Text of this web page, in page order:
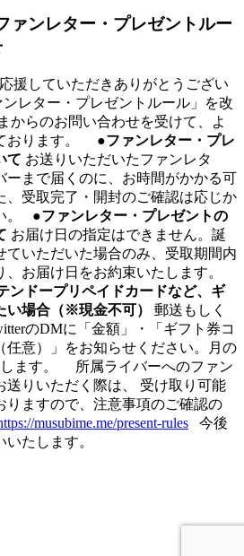
ァンレター・プレゼントルー
援していただきありがとうござい
レター・プレゼントルール」を改
からのお問い合わせを受けて、よ
おります。 ●ファンレター・プレ
て お送りいただいたファンレタ
ーまで届くのに、お時間がかかる可
、受取完了・開封のご確認は応じか
。 ●ファンレター・プレゼントの
お届け日の指定はできません。誕
ていただいた場合のみ、受取期間内
、お届け日をお約束いたします。
ンドープリペイドカードなど、ギ
い場合（※現金不可）
郵送もしく
のDMに「金額」・「ギフト券コ
任意）」をお知らせください。月の
ます。 所属ライバーへのファン
送りいただく際は、 受け取り可能
りますので、注意事項のご確認の
musubime.me/present-rules 今後
たします。